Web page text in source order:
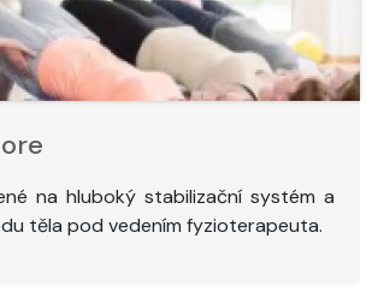
na hluboký stabilizační systém a
těla pod vedením fyzioterapeuta.